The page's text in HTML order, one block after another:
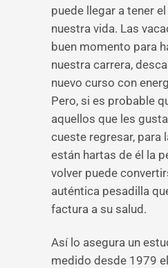
puede llegar a tener
nuestra vida. Las
buen momento para
nuestra carrera,
nuevo curso con
Pero, si es probable
aquellos que les
cueste regresar, para
están hartas de él la
volver puede
auténtica pesadilla
factura a su salud.
Así lo asegura un
medido desde 1979